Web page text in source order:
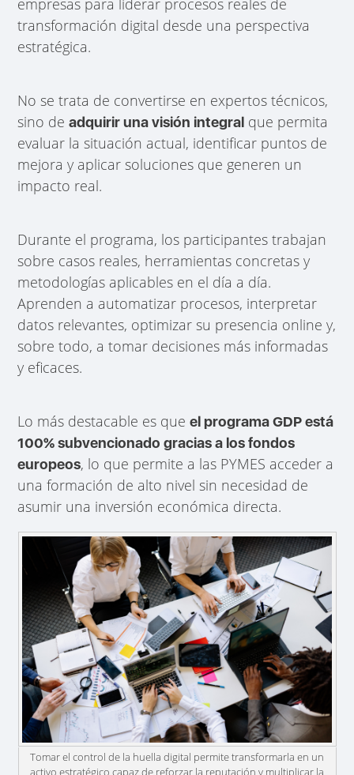
empresas para liderar procesos reales de
transformación digital desde una perspectiva
estratégica.
No se trata de convertirse en expertos técnicos,
sino deadquirir una visión integral que permita
evaluar la situación actual, identificar puntos de
mejora y aplicar soluciones que generen un
impacto real.
Durante el programa, los participantes trabajan
sobre casos reales, herramientas concretas y
metodologías aplicables en el día a día.
Aprenden a automatizar procesos, interpretar
datos relevantes, optimizar su presencia online y,
sobre todo, a tomar decisiones más informadas
y eficaces.
Lo más destacable es queel programa GDP está
100% subvencionado gracias a los fondos
europeos, lo que permite a las PYMES acceder a
una formación de alto nivel sin necesidad de
asumir una inversión económica directa.
Tomar el control de la huella digital permite transformarla en un